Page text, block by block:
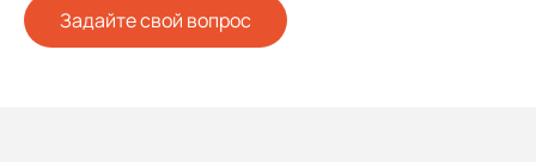
Задайте свой вопрос